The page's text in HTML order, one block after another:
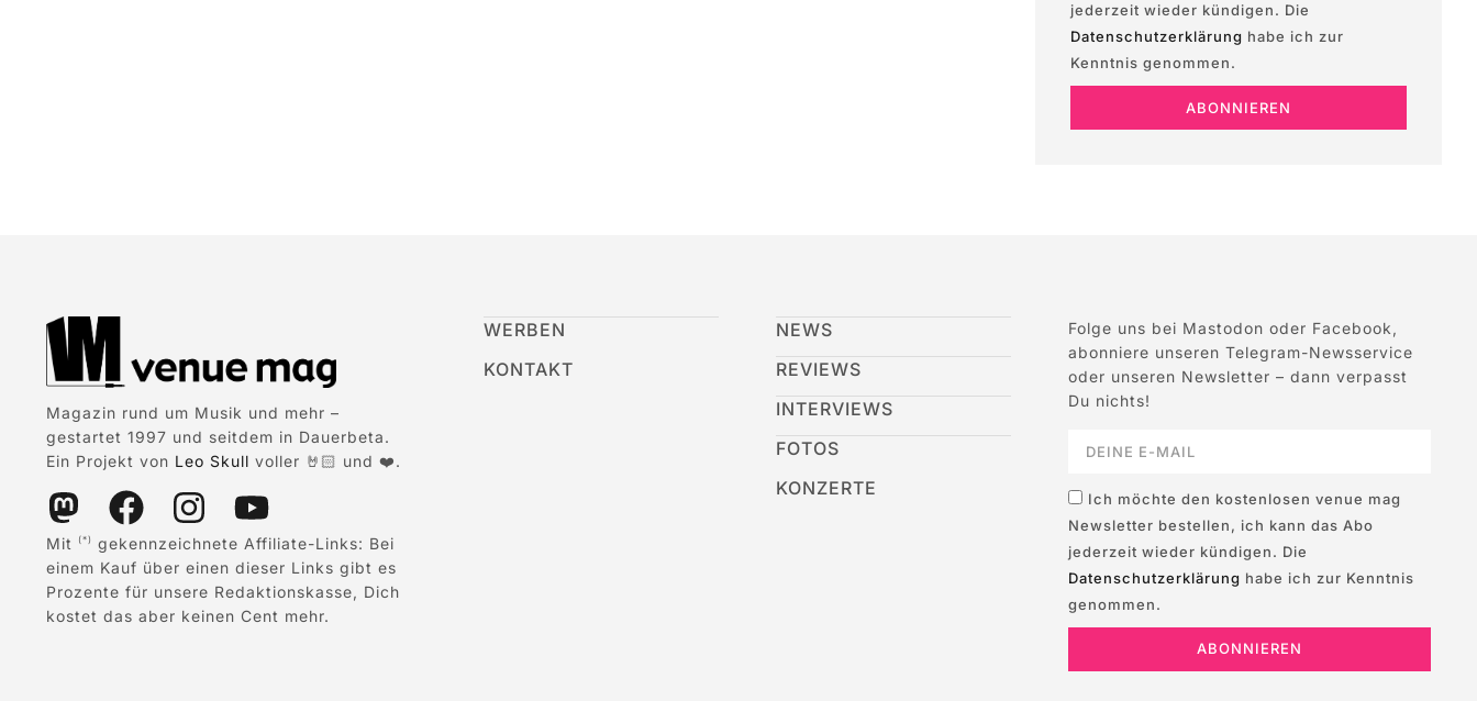
jederzeit wieder kündigen. Die
Datenschutzerklärung habe ich zur
Kenntnis genommen.
ABONNIEREN
Magazin rund um Musik und mehr –
gestartet 1997 und seitdem in Dauerbeta.
Ein Projekt von Leo Skull voller 🤘🏻 und ❤️.
Mit (*)
gekennzeichnete Affiliate-Links: Bei
einem Kauf über einen dieser Links gibt es
Prozente für unsere Redaktionskasse, Dich
kostet das aber keinen Cent mehr.
WERBEN
KONTAKT
NEWS
REVIEWS
INTERVIEWS
FOTOS
KONZERTE
Folge uns bei Mastodon oder Facebook,
abonniere unseren Telegram-Newsservice
oder unseren Newsletter – dann verpasst
Du nichts!
Ich möchte den kostenlosen venue mag
Newsletter bestellen, ich kann das Abo
jederzeit wieder kündigen. Die
Datenschutzerklärung habe ich zur Kenntnis
genommen.
ABONNIEREN